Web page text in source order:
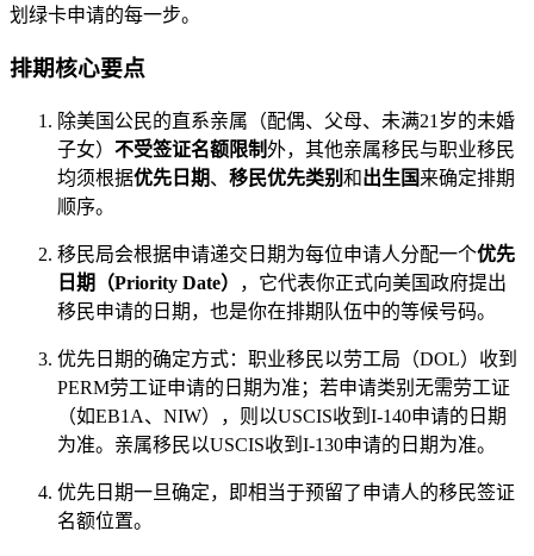
划绿卡申请的每一步。
排期核心要点
除美国公民的直系亲属（配偶、父母、未满21岁的未婚
子女） 不受签证名额限制外，其他亲属移民与职业移民
均须根据优先日期、 移民优先类别 和出生国 来确定排期
顺序。
移民局会根据申请递交日期为每位申请人分配一个优先
日期（Priority Date）
，它代表你正式向美国政府提出
移民申请的日期，也是你在排期队伍中的等候号码。
优先日期的确定方式：职业移民以劳工局（DOL）收到
PERM劳工证申请的日期为准；若申请类别无需劳工证
（如EB1A、NIW），则以USCIS收到I-140申请的日期
为准。亲属移民以USCIS收到I-130申请的日期为准。
优先日期一旦确定，即相当于预留了申请人的移民签证
名额位置。